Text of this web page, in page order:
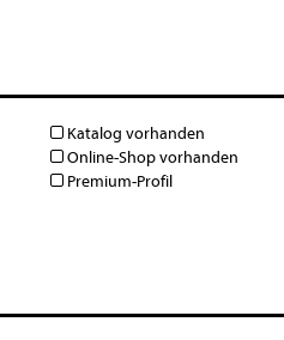
Katalog vorhanden
Online-Shop vorhanden
Premium-Profil